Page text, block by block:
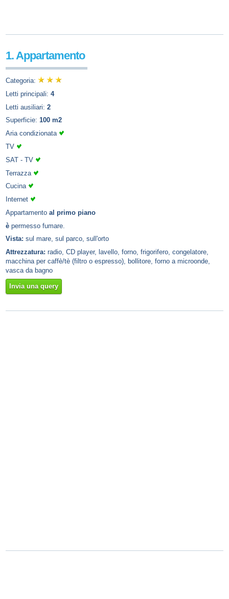
1. Appartamento
Categoria:
Letti principali: 4
Letti ausiliari: 2
Superficie: 100 m2
Aria condizionata
TV
SAT - TV
Terrazza
Cucina
Internet
Appartamento al primo piano
è permesso fumare.
Vista: sul mare, sul parco, sull'orto
Attrezzatura: radio, CD player, lavello, forno, frigorifero, congelatore,
macchina per caffè/tè (filtro o espresso), bollitore, forno a microonde,
vasca da bagno
Invia una query